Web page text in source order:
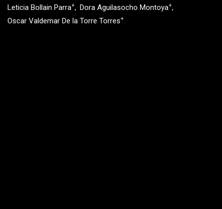
Leticia Bollain Parra+ Dora Aguilasocho Montoya+
Oscar Valdemar De la Torre Torres+